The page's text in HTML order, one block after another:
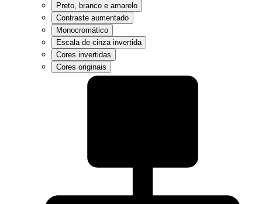
Preto, branco e amarelo
Contraste aumentado
Monocromático
Escala de cinza invertida
Cores invertidas
Cores originais